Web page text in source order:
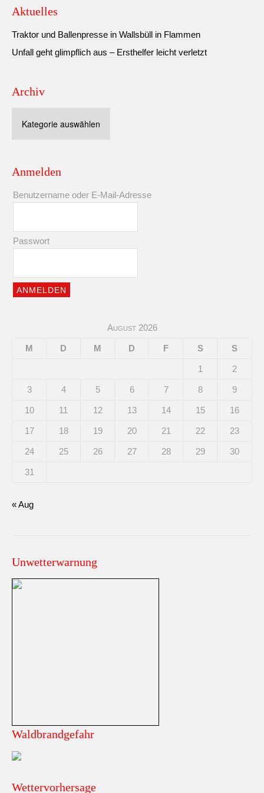
Aktuelles
Traktor und Ballenpresse in Wallsbüll in Flammen
Unfall geht glimpflich aus – Ersthelfer leicht verletzt
Archiv
Anmelden
Benutzername oder E-Mail-Adresse
Passwort
August 2026
M D M D F S S
1 2
3 4 5 6 7 8 9
10 11 12 13 14 15 16
17 18 19 20 21 22 23
24 25 26 27 28 29 30
31
« Aug
Unwetterwarnung
Waldbrandgefahr
Wettervorhersage